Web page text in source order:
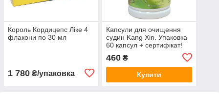
Король Кордицепс Ліке 4
флакони по 30 мл
1 780 ₴/упаковка
Капсули для очищення
судин Kang Xin. Упаковка
60 капсул + сертифікат!
460₴
Купити